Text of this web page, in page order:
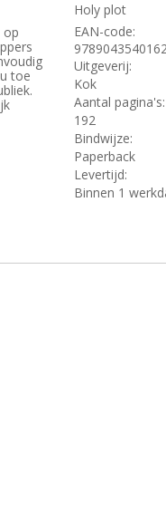
op
toe
Holy plot
EAN-code:
Uitgeverij:
Kok
Aantal pagina's:
192
Bindwijze:
Paperback
Levertijd:
Binnen 1